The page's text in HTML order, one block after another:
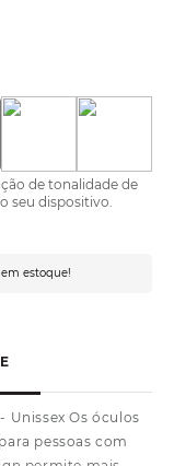
de tonalidade de
seu dispositivo.
em estoque!
Unissex Os óculos
pessoas com